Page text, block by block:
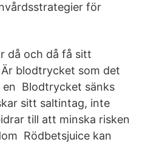
för
då och då få sitt
blodtrycket som det
en Blodtrycket sänks
sitt saltintag, inte
till att minska risken
Rödbetsjuice kan